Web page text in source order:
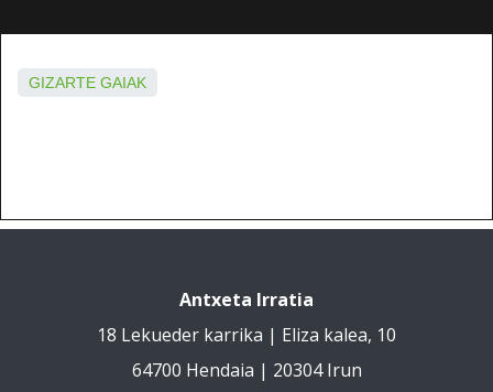
GIZARTE GAIAK
Antxeta Irratia
18 Lekueder karrika | Eliza kalea, 10
64700 Hendaia | 20304 Irun